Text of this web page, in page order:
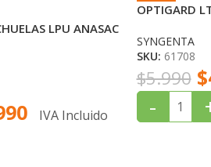
LPU ANASAC
IVA Incluido
OPTIGARD
SYNGENTA
SKU: 61708
$5.990 $
-